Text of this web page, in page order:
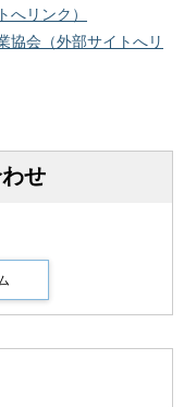
リンク）
協会（外部サイトへリ
せ